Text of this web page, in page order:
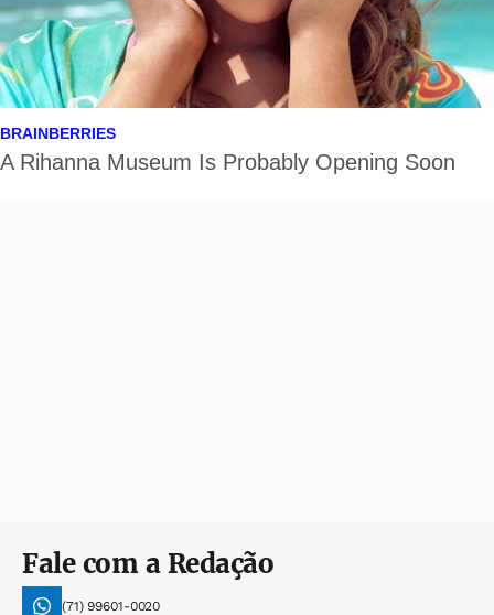
Fale com a Redação
(71) 99601-0020